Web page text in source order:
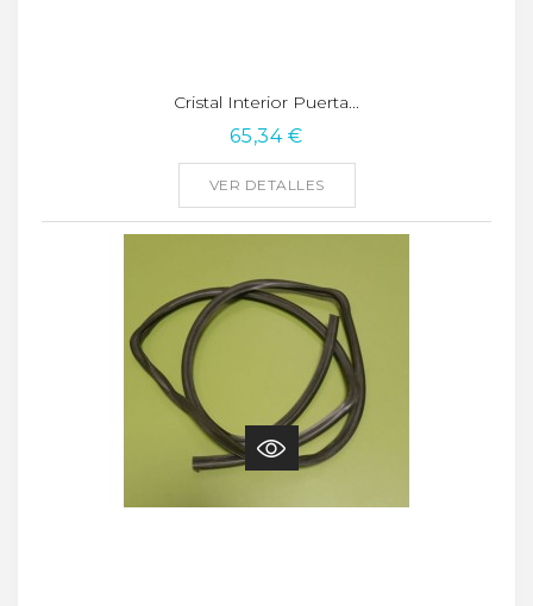
Cristal Interior Puerta...
65,34 €
VER DETALLES